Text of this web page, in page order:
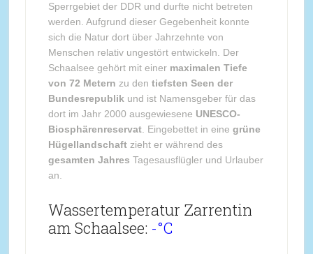
Sperrgebiet der DDR und durfte nicht betreten
werden. Aufgrund dieser Gegebenheit konnte
sich die Natur dort über Jahrzehnte von
Menschen relativ ungestört entwickeln. Der
Schaalsee gehört mit einer maximalen Tiefe
von 72 Metern zu den tiefsten Seen der
Bundesrepublik und ist Namensgeber für das
dort im Jahr 2000 ausgewiesene UNESCO-
Biosphärenreservat. Eingebettet in eine grüne
Hügellandschaftzieht er während des
gesamten Jahres Tagesausflügler und Urlauber
an.
Wassertemperatur Zarrentin
am Schaalsee: -°C